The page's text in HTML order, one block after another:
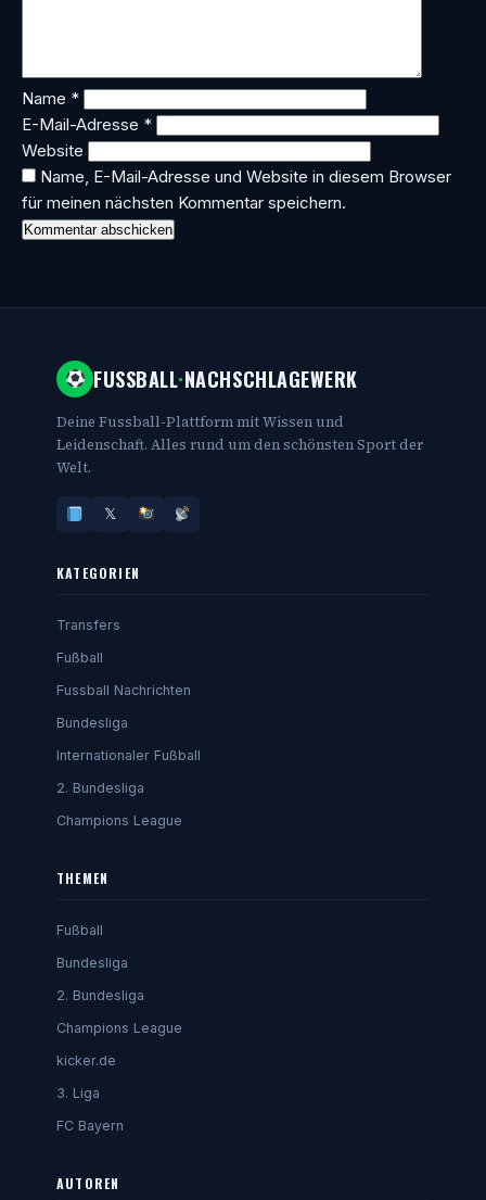
Name *
E-Mail-Adresse *
Website
Name, E-Mail-Adresse und Website in diesem Browser
für meinen nächsten Kommentar speichern.
FUSSBALL·NACHSCHLAGEWERK
Deine Fussball-Plattform mit Wissen und
Leidenschaft. Alles rund um den schönsten Sport der
Welt.
𝕏
KATEGORIEN
Transfers
Fußball
Fussball Nachrichten
Bundesliga
Internationaler Fußball
2. Bundesliga
Champions League
THEMEN
Fußball
Bundesliga
2. Bundesliga
Champions League
kicker.de
3. Liga
FC Bayern
AUTOREN